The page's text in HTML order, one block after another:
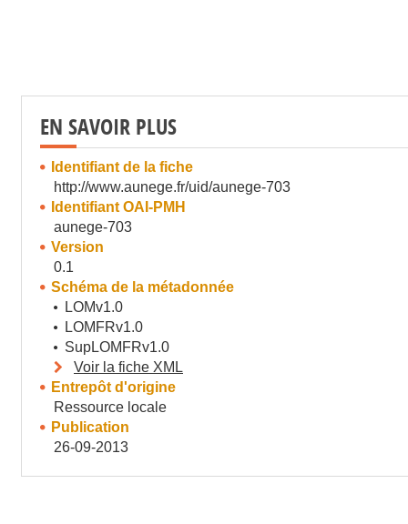
EN SAVOIR PLUS
Identifiant de la fiche
http://www.aunege.fr/uid/aunege-703
Identifiant OAI-PMH
aunege-703
Version
0.1
Schéma de la métadonnée
LOMv1.0
LOMFRv1.0
SupLOMFRv1.0
Voir la fiche XML
Entrepôt d'origine
Ressource locale
Publication
26-09-2013